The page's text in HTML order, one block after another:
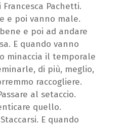
Pachetti.
e poi vanno male.
e poi ad andare
E quando vanno
minaccia il temporale
di più, meglio,
raccogliere.
al setaccio.
quello.
E quando